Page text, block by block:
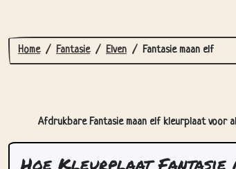
Home Fantasie Elven Fantasie maan elf
Afdrukbare Fantasie maan elf kleurplaat voor
Hoe Kleurplaat